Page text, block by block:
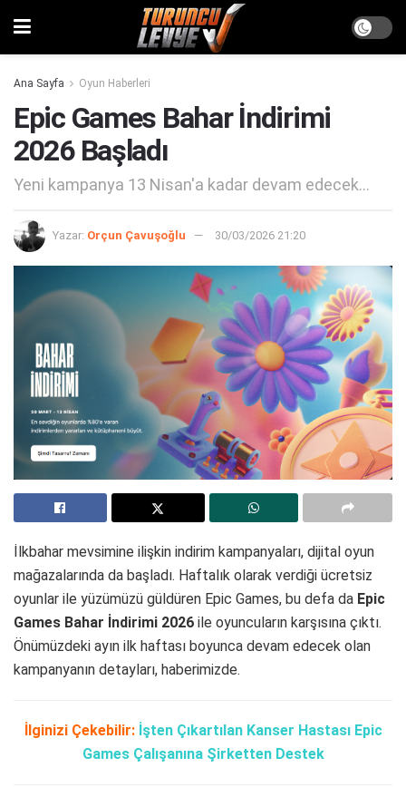
Ana Sayfa Oyun Haberleri
Epic Games Bahar İndirimi
2026 Başladı
Yeni kampanya 13 Nisan'a kadar devam edecek...
Yazar: Orçun Çavuşoğlu 30/03/2026 21:20
İlkbahar mevsimine ilişkin indirim kampanyaları, dijital oyun
mağazalarında da başladı. Haftalık olarak verdiği ücretsiz
oyunlar ile yüzümüzü güldüren Epic Games, bu defa da Epic
Games Bahar İndirimi 2026 ile oyuncuların karşısına çıktı.
Önümüzdeki ayın ilk haftası boyunca devam edecek olan
kampanyanın detayları, haberimizde.
İlginizi Çekebilir: İşten Çıkartılan Kanser Hastası Epic
Games Çalışanına Şirketten Destek